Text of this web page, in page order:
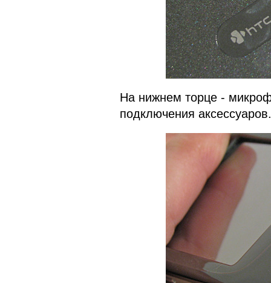
На нижнем торце -
подключения аксессуаров.